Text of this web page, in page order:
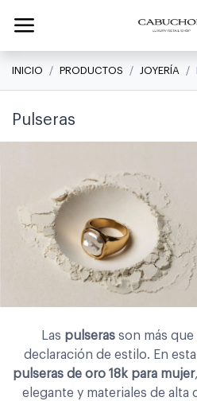
INICIO PRODUCTOS JOYERÍA
Pulseras
Las pulserasson más que
declaración de estilo. En
pulseras de oro 18k para mujer
elegante y materiales de alta